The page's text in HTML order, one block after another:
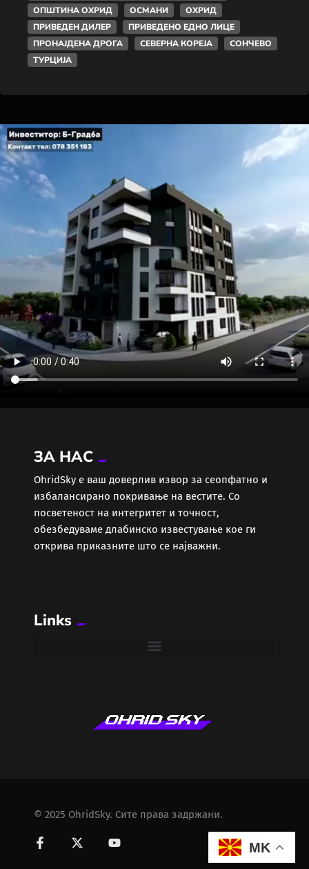
ОПШТИНА ОХРИД
ОСМАНИ
ОХРИД
ПРИВЕДЕН ДИЛЕР
ПРИВЕДЕНО ЕДНО ЛИЦЕ
ПРОНАЈДЕНА ДРОГА
СЕВЕРНА КОРЕЈА
СОНЧЕВО
ТУРЦИЈА
ЗА НАС
ОhridSky е ваш доверлив извор за сеопфатно и
избалансирано покривање на вестите. Со
посветеност на интегритет и точност,
обезбедуваме длабинско известување кое ги
открива приказните што се најважни.
Links
© 2025 OhridSky. Сите права задржани.
MK